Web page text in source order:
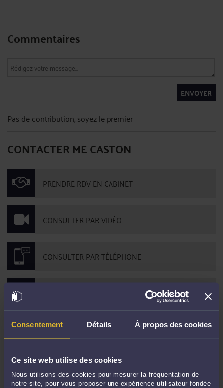
Consentement Détails À propos des cookies
Ce site web utilise des cookies
Nous utilisons des cookies pour mesurer la fréquentation de
notre site, pour vous proposer une expérience utilisateur fondée
Commentaires
ENVOYER
Pas de contribution, soyez le premier
CONTACTER ME CASTON
PRENDRE RDV EN CABINET
CONSULTER PAR VIDÉO
CONSULTER PAR TÉLÉPHONE
DERNIÈRES PUBLICATIONS
nul ne peut causer à autrui un trouble anormal de voisinage : droit à
réparation quand bien même le dommage aurait cessé-Le 21 juil. 2026 à